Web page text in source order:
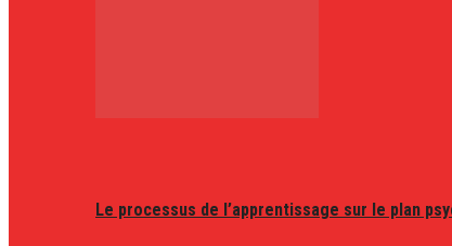
Le processus de l’apprentissage sur le plan